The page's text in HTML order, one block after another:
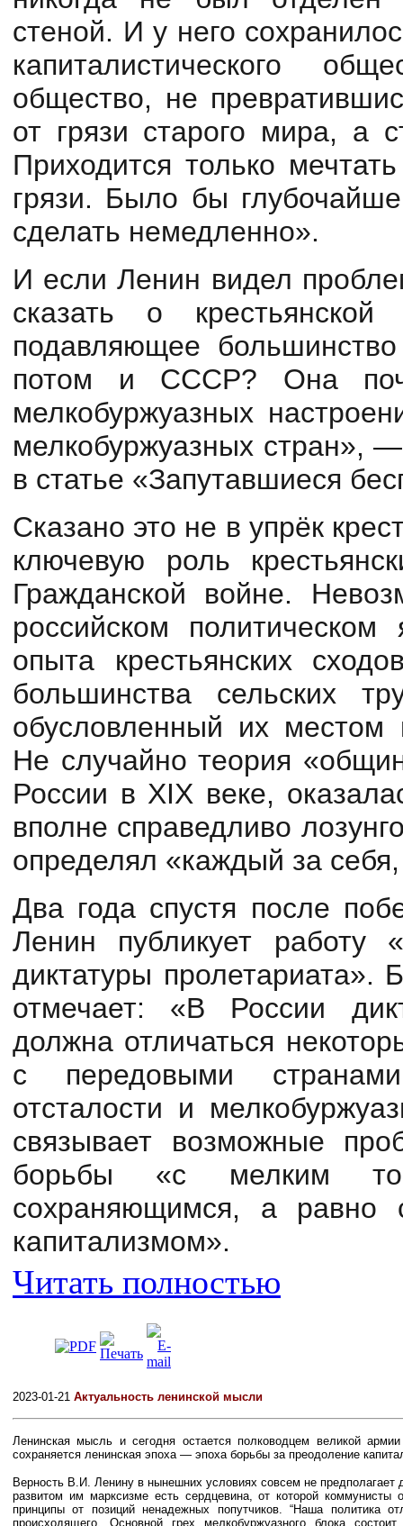
стеной. И у него
капиталистического
общество, не
от грязи старого мира, а
Приходится только
грязи. Было бы
сделать немедленно».
И если Ленин видел
сказать о
подавляющее
потом и СССР? Она
мелкобуржуазных
мелкобуржуазных стран»,
в статье «Запутавшиеся
Сказано это не в упрёк
ключевую роль
Гражданской войне.
российском
опыта крестьянских
большинства сельских
обусловленный их местом
Не случайно теория
России в XIX веке,
вполне справедливо
определял «каждый за
Два года спустя после
Ленин публикует работу
диктатуры пролетариата».
отмечает: «В России
должна отличаться
с передовыми
отсталости и
связывает возможные
борьбы «с мелким
сохраняющимся, а равно
капитализмом».
Читать полностью
2023-01-21 Актуальность ленинской мысли
Ленинская мысль и сегодня остается полководцем великой
сохраняется ленинская эпоха — эпоха борьбы за преодоление
Верность В.И. Ленину в нынешних условиях совсем не предполагает
развитом им марксизме есть сердцевина, от которой
принципы от позиций ненадежных попутчиков. “Наша политика
происходящего. Основной грех мелкобуржуазного блока